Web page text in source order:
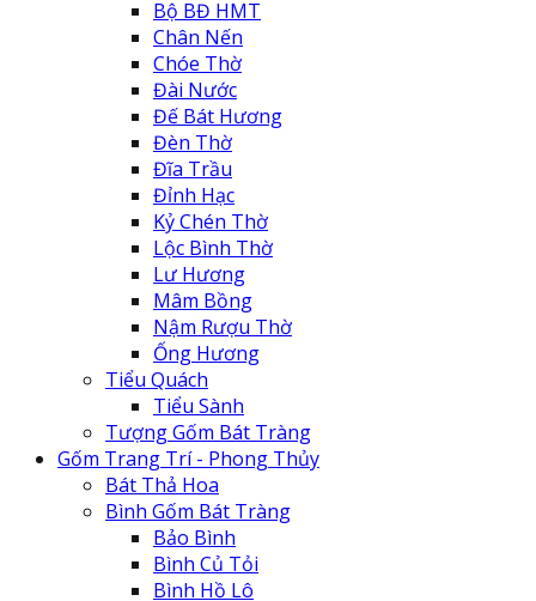
Bộ BĐ HMT
Chân Nến
Chóe Thờ
Đài Nước
Đế Bát Hương
Đèn Thờ
Đĩa Trầu
Đỉnh Hạc
Kỷ Chén Thờ
Lộc Bình Thờ
Lư Hương
Mâm Bồng
Nậm Rượu Thờ
Ống Hương
Tiểu Quách
Tiểu Sành
Tượng Gốm Bát Tràng
Gốm Trang Trí - Phong Thủy
Bát Thả Hoa
Bình Gốm Bát Tràng
Bảo Bình
Bình Củ Tỏi
Bình Hồ Lô